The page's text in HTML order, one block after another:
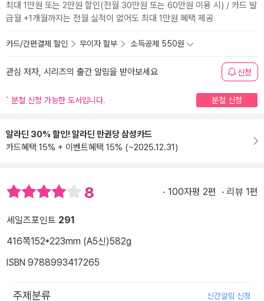
최대 1만원 또는 2만원 할인(전월 30만원 또는 60만원 이용 시) / 카드 발
급월 +1개월까지는 전월 실적이 없어도 최대 1만원 혜택 제공
카드/간편결제 할인 무이자 할부 소득공제 550원
관심 저자, 시리즈의 출간 알림을 받아보세요 신청
분철 신청 가능한 도서입니다. 분철 신청
알라딘 30% 할인! 알라딘 만권당 삼성카드
카드혜택 15% + 이벤트혜택 15% (~2025.12.31)
8 100자평 2편 리뷰 1편
세일즈포인트 291
416쪽152*223mm (A5신)582g
ISBN 9788993417265
주제분류 신간알림 신청